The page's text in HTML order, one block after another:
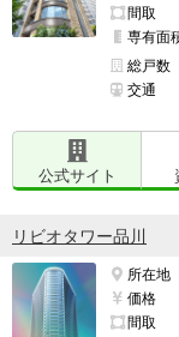
間取
専有面
総戸数
交通
公式サイト
リビオタワー品川
所在地
価格
間取